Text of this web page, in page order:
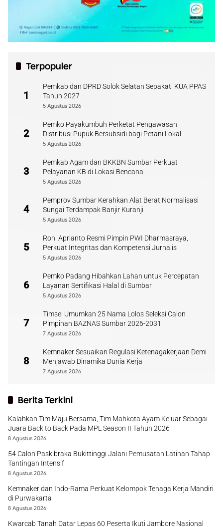
Terpopuler
1
Pemkab dan DPRD Solok Selatan Sepakati KUA PPAS
Tahun 2027
5 Agustus 2026
2
Pemko Payakumbuh Perketat Pengawasan
Distribusi Pupuk Bersubsidi bagi Petani Lokal
5 Agustus 2026
3
Pemkab Agam dan BKKBN Sumbar Perkuat
Pelayanan KB di Lokasi Bencana
5 Agustus 2026
4
Pemprov Sumbar Kerahkan Alat Berat Normalisasi
Sungai Terdampak Banjir Kuranji
5 Agustus 2026
5
Roni Aprianto Resmi Pimpin PWI Dharmasraya,
Perkuat Integritas dan Kompetensi Jurnalis
5 Agustus 2026
6
Pemko Padang Hibahkan Lahan untuk Percepatan
Layanan Sertifikasi Halal di Sumbar
5 Agustus 2026
7
Timsel Umumkan 25 Nama Lolos Seleksi Calon
Pimpinan BAZNAS Sumbar 2026-2031
7 Agustus 2026
8
Kemnaker Sesuaikan Regulasi Ketenagakerjaan Demi
Menjawab Dinamika Dunia Kerja
7 Agustus 2026
Berita Terkini
Kalahkan Tim Maju Bersama, Tim Mahkota Ayam Keluar Sebagai
Juara Back to Back Pada MPL Season II Tahun 2026
8 Agustus 2026
54 Calon Paskibraka Bukittinggi Jalani Pemusatan Latihan Tahap
Tantingan Intensif
8 Agustus 2026
Kemnaker dan Indo-Rama Perkuat Kelompok Tenaga Kerja Mandiri
di Purwakarta
8 Agustus 2026
Kwarcab Tanah Datar Lepas 60 Peserta Ikuti Jambore Nasional